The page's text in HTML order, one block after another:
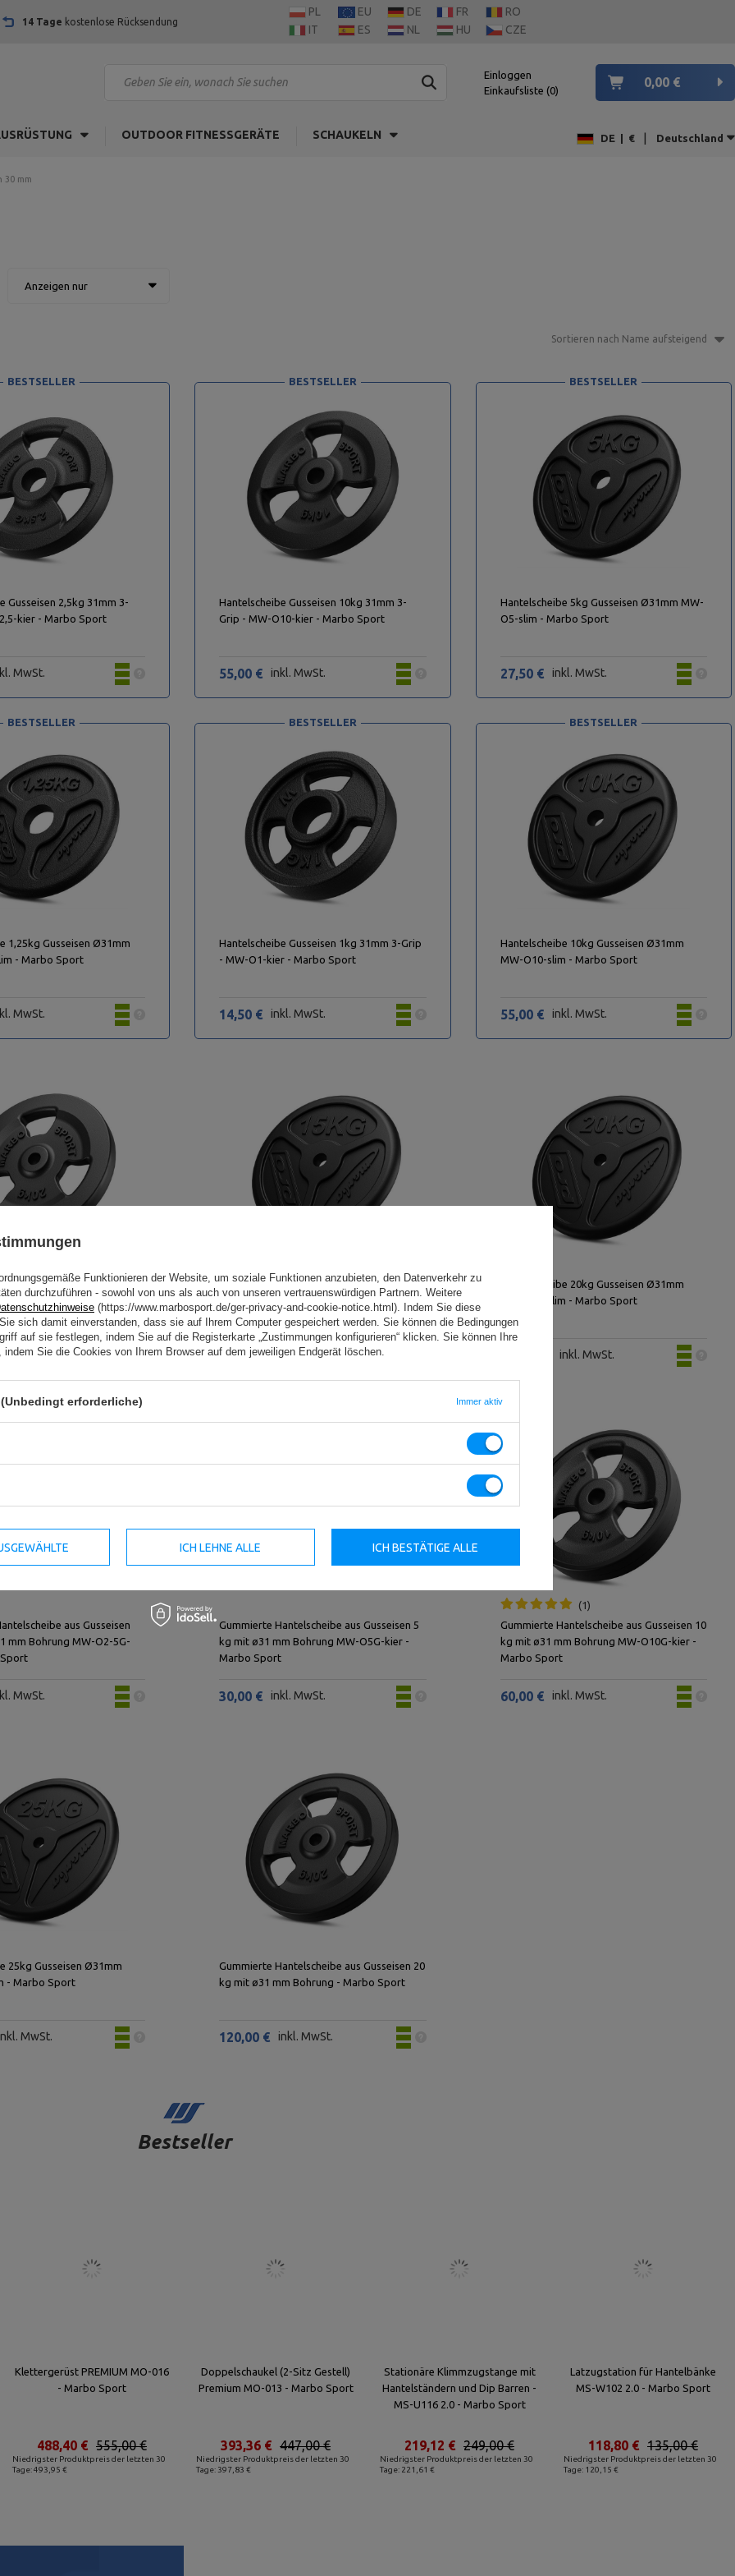
14 Tage kostenlose Rücksendung
PL EU DE FR
RO
IT
ES NL HU CZE
Einloggen
Einkaufsliste 0
0,00 €
OUTDOOR FITNESSGERÄTE SCHAUKELN DE € | Deutschland
30 mm
Anzeigen nur
Sortieren nach Name aufsteigend
BESTSELLER
Gusseisen 2,5kg 31mm 3-
kier - Marbo Sport
MwSt.
BESTSELLER
Hantelscheibe Gusseisen 10kg 31mm 3-
Grip - MW-O10-kier - Marbo Sport
55,00 € inkl. MwSt.
BESTSELLER
Hantelscheibe 5kg Gusseisen Ø31mm MW-
O5-slim - Marbo Sport
27,50 € inkl. MwSt.
BESTSELLER
1,25kg Gusseisen Ø31mm
- Marbo Sport
MwSt.
BESTSELLER
Hantelscheibe Gusseisen 1kg 31mm 3-Grip
- MW-O1-kier - Marbo Sport
14,50 € inkl. MwSt.
BESTSELLER
Hantelscheibe 10kg Gusseisen Ø31mm
MW-O10-slim - Marbo Sport
55,00 € inkl. MwSt.
Gusseisen 20kg 31mm 3-
kier - Marbo Sport
MwSt.
Hantelscheibe 15kg Gusseisen Ø31mm
MW-O15-slim - Marbo Sport
82,50 € inkl. MwSt.
Hantelscheibe 20kg Gusseisen Ø31mm
MW-O20-slim - Marbo Sport
inkl. MwSt.
aus Gusseisen
mm Bohrung MW-O2-5G-
MwSt.
Gummierte Hantelscheibe aus Gusseisen 5
kg mit ø31 mm Bohrung MW-O5G-kier -
Marbo Sport
30,00 € inkl. MwSt.
1
Gummierte Hantelscheibe aus Gusseisen 10
kg mit ø31 mm Bohrung MW-O10G-kier -
Marbo Sport
60,00 € inkl. MwSt.
25kg Gusseisen Ø31mm
- Marbo Sport
MwSt.
Gummierte Hantelscheibe aus Gusseisen 20
kg mit ø31 mm Bohrung - Marbo Sport
120,00 € inkl. MwSt.
Bestseller
Klettergerüst PREMIUM MO-016
- Marbo Sport
Niedrigster Produktpreis der letzten 30
Tage: 493,95 €
555,00 €
488,40 €
Doppelschaukel (2-Sitz Gestell)
Premium MO-013 - Marbo Sport
Niedrigster Produktpreis der letzten 30
Tage: 397,83 €
447,00 €
393,36 €
Stationäre Klimmzugstange mit
Hantelständern und Dip Barren -
MS-U116 2.0 - Marbo Sport
Niedrigster Produktpreis der letzten 30
Tage: 221,61 €
249,00 €
219,12 €
Latzugstation für Hantelbänke
MS-W102 2.0 - Marbo Sport
Niedrigster Produktpreis der letzten 30
Tage: 120,15 €
135,00 €
118,80 €
Funktionieren der Website, um soziale Funktionen anzubieten, den Datenverkehr zu
durchzuführen - sowohl von uns als auch von unseren vertrauenswürdigen Partnern. Weitere
(https://www.marbosport.de/ger-privacy-and-cookie-notice.html). Indem Sie diese
sich damit einverstanden, dass sie auf Ihrem Computer gespeichert werden. Sie können die Bedingungen
auf sie festlegen, indem Sie auf die Registerkarte „Zustimmungen konfigurieren“ klicken. Sie können Ihre
indem Sie die Cookies von Ihrem Browser auf dem jeweiligen Endgerät löschen.
erforderliche) Immer aktiv
ICH LEHNE ALLE ICH BESTÄTIGE ALLE